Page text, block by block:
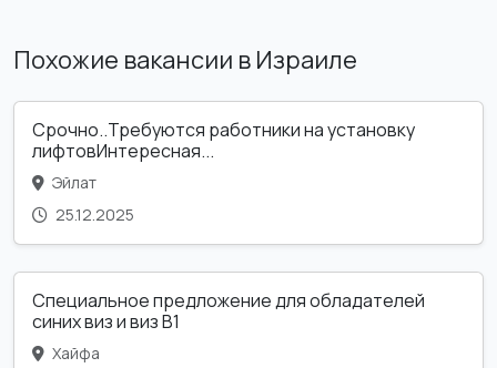
Похожие вакансии в Израиле
Срочно..Требуются работники на установку
лифтовИнтересная...
Эйлат
25.12.2025
Специальное предложение для обладателей
синих виз и виз B1
Хайфа